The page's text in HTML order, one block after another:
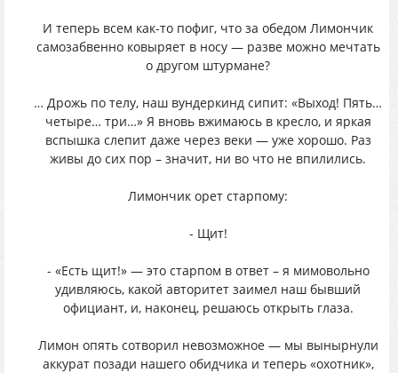
И теперь всем как-то пофиг, что за обедом Лимончик
самозабвенно ковыряет в носу — разве можно мечтать
о другом штурмане?
… Дрожь по телу, наш вундеркинд сипит: «Выход! Пять…
четыре… три…» Я вновь вжимаюсь в кресло, и яркая
вспышка слепит даже через веки — уже хорошо. Раз
живы до сих пор – значит, ни во что не впилились.
Лимончик орет старпому:
- Щит!
- «Есть щит!» — это старпом в ответ – я мимовольно
удивляюсь, какой авторитет заимел наш бывший
официант, и, наконец, решаюсь открыть глаза.
Лимон опять сотворил невозможное — мы вынырнули
аккурат позади нашего обидчика и теперь «охотник»,